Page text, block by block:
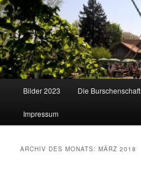
Bilder 2023 Die Burschenschaft
Impressum
ARCHIV DES MONATS:MÄRZ 2018